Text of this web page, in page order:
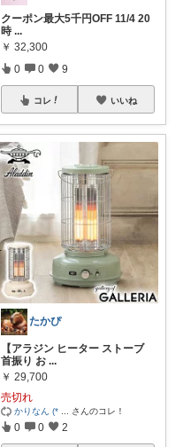
クーポン最大5千円OFF 11/4 20
時 ...
￥ 32,300
0 0 9
コレ いいね
たかぴ
【アラジン ヒーター ストーブ
首振り お ...
￥ 29,700
売切れ
かりなん (* さんのコレ！
0 0 2